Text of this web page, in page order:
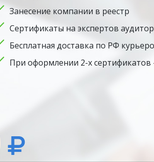
Занесение компании в реестр
Сертификаты на экспертов
Бесплатная доставка по РФ
При оформлении 2-х сертификатов